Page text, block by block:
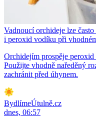
Vadnoucí orchideje lze
i peroxid vodíku při
Orchidejím prospěje
Použijte vhodně naředěný
zachránit před úhynem.
BydlímeÚtulně.cz
dnes, 06:57